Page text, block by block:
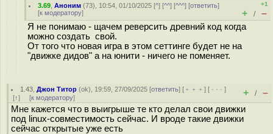
3.69 ,Аноним (73), 10:54, 01/10/2025 [^] [^^] [^^^] [ответить]
[к модератору]
+1
+ / –
Я не понимаю - щачем реверсить древний код когда
можно создать свой.
От того что новая игра в этом сеттинге будет не на
"движке дидов" а на юнити - ничего не поменяет.
1.43 ,Джон Титор (ok), 19:59, 27/09/2025 [ответить] [ ﹢﹢﹢] [ · · ·]
[↑] [к модератору] + / –
Мне кажется что в выигрыше те кто делал свои движки
под linux-совместимость сейчас. И вроде такие движки
сейчас открытые уже есть